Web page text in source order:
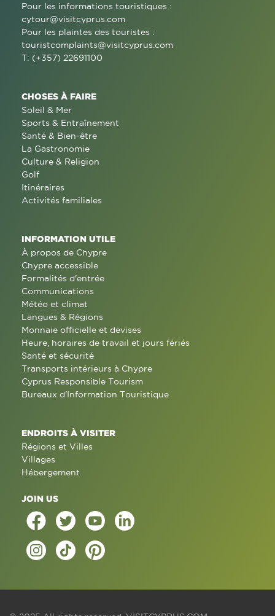
Pour les informations touristiques :
cytour@visitcyprus.com
Pour les plaintes des touristes :
touristcomplaints@visitcyprus.com
T: (+357) 22691100
CHOSES À FAIRE
Soleil & Mer
Sports & Entraînement
Santé & Bien-être
La Gastronomie
Culture & Religion
Golf
Itinéraires
Activités familiales
INFORMATION UTILE
À propos de Chypre
Chypre accessible
Formalités d'entrée
Communications
Météo et climat
Langues & Régions
Monnaie officielle et devises
Heure, horaires de travail et jours fériés
Santé et sécurité
Transports intérieurs à Chypre
Cyprus Responsible Tourism
Bureaux d'Information Touristique
ENDROITS À VISITER
Régions et Villes
Villages
Hébergement
JOIN US